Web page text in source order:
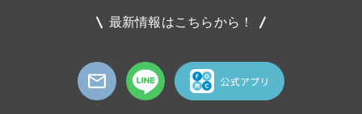
最新情報はこちらから！